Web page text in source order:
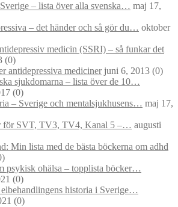
– lista över alla svenska… maj 17,
– det händer och så gör du… oktober
medicin (SSRI) – så funkar det
(0)
antidepressiva medicinerjuni 6, 2013 (0)
sjukdomarna – lista över de 10…
(0)
– Sverige och mentalsjukhusens… maj 17,
för SVT, TV3, TV4, Kanal 5 –… augusti
Min lista med de bästa böckerna om adhd
psykisk ohälsa – topplista böcker…
(0)
historia i Sverige…
(0)